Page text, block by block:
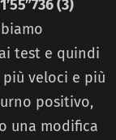
(3)
test e quindi
più veloci e più
positivo,
una modifica